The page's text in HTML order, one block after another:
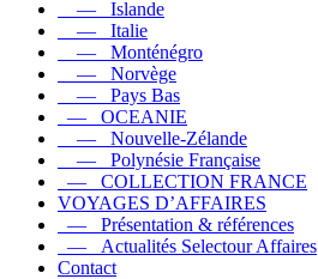
— Islande
— Italie
— Monténégro
— Norvège
— Pays Bas
— OCEANIE
— Nouvelle-Zélande
— Polynésie Française
— COLLECTION FRANCE
VOYAGES D’AFFAIRES
— Présentation & références
— Actualités Selectour Affaires
Contact